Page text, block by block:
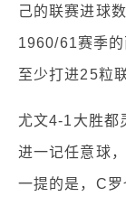
己的联赛进球
1960/61赛季
至少打进25粒
尤文4-1大胜都
进一记任意球
一提的是，C